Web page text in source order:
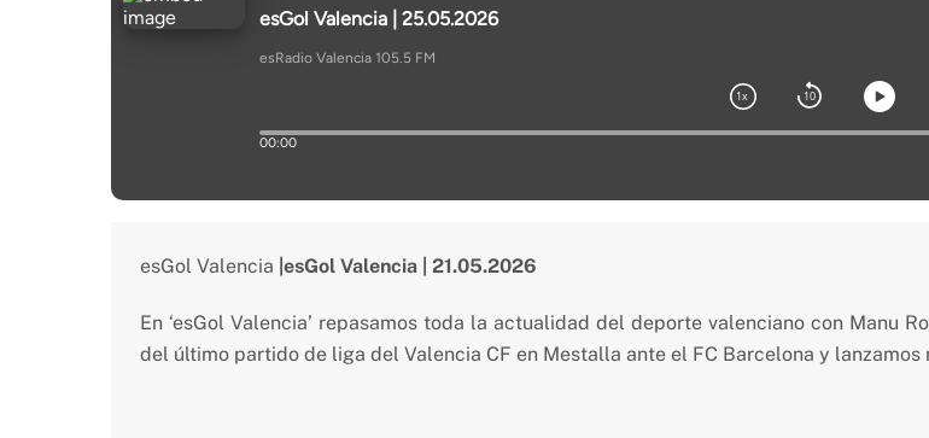
esGol Valencia |esGol Valencia | 21.05.2026
En ‘esGol Valencia’ repasamos toda la actualidad del deporte valenciano con Manu
del último partido de liga del Valencia CF en Mestalla ante el FC Barcelona y